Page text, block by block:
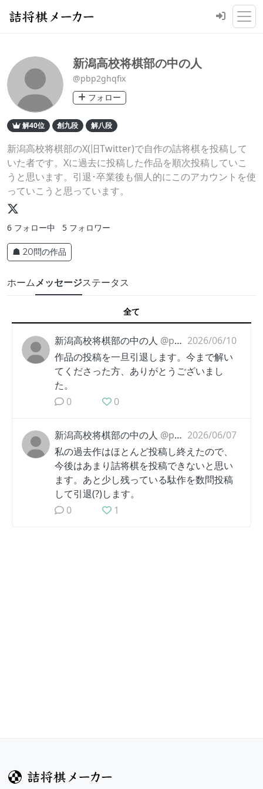
新潟高校将棋部の中の人
@pbp2ghqfix
フォロー
解40位 創九段 解八段
新潟高校将棋部のX(旧Twitter)で自作の詰将棋を投稿して
いた者です。Xに過去に投稿した作品を順次投稿していこ
うと思います。引退･卒業後も個人的にこのアカウントを使
っていこうと思っています。
6 フォロー中 5 フォロワー
☗ 20問の作品
ホームメッセージステータス
全て
新潟高校将棋部の中の人 @pbp2ghqfix
2026/06/10
作品の投稿を一旦引退します。今まで解い
てくださった方、ありがとうございまし
た。
0
0
新潟高校将棋部の中の人 @pbp2ghqfix
2026/06/07
私の過去作はほとんど投稿し終えたので、
今後はあまり詰将棋を投稿できないと思い
ます。あと少し残っている駄作を数問投稿
して引退(?)します。
0
1